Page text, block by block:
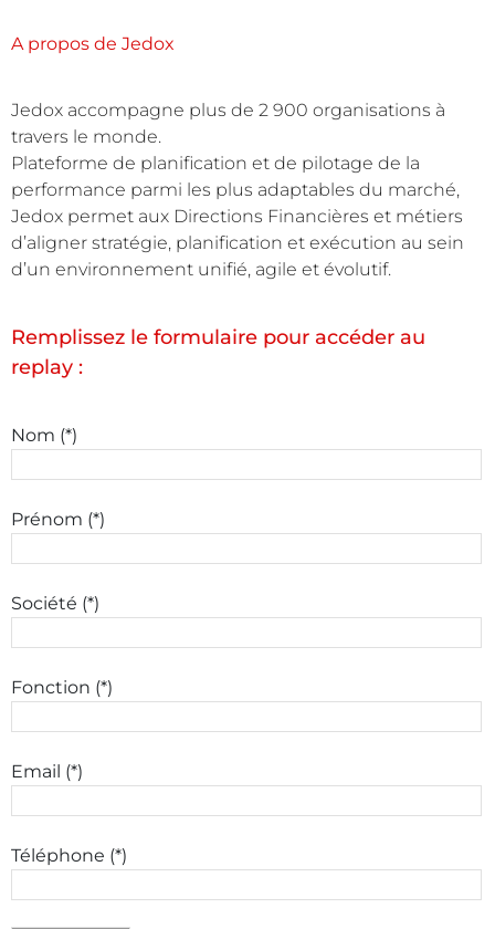
A propos de Jedox
Jedox accompagne plus de 2 900 organisations à
travers le monde.
Plateforme de planification et de pilotage de la
performance parmi les plus adaptables du marché,
Jedox permet aux Directions Financières et métiers
d’aligner stratégie, planification et exécution au sein
d’un environnement unifié, agile et évolutif.
Remplissez le formulaire pour accéder au
replay :
Nom (*)
Prénom (*)
Société (*)
Fonction (*)
Email (*)
Téléphone (*)